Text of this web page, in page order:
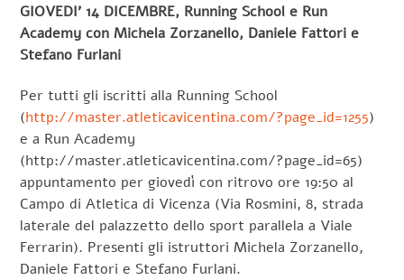
GIOVEDI’ 14 DICEMBRE, Running School e Run
Academy con Michela Zorzanello, Daniele Fattori e
Stefano Furlani
Per tutti gli iscritti alla Running School
(http://master.atleticavicentina.com/?page_id=1255)
e a Run Academy
(http://master.atleticavicentina.com/?page_id=65)
appuntamento per giovedì con ritrovo ore 19:50 al
Campo di Atletica di Vicenza (Via Rosmini, 8, strada
laterale del palazzetto dello sport parallela a Viale
Ferrarin). Presenti gli istruttori Michela Zorzanello,
Daniele Fattori e Stefano Furlani.